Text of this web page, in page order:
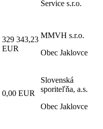
Service s.r.o.
329 343,23
EUR
MMVH s.r.o.
Obec Jaklovce
0,00 EUR
Slovenská
sporiteľňa, a.s.
Obec Jaklovce